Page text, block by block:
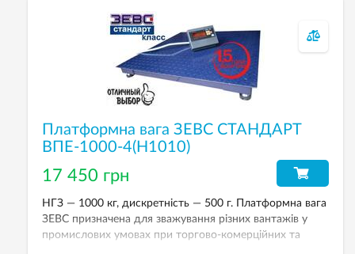
Платформна вага ЗЕВС СТАНДАРТ
ВПЕ-1000-4(H1010)
17 450 грн
НГЗ — 1000 кг, дискретність — 500 г. Платформна вага
ЗЕВС призначена для зважування різних вантажів у
промислових умовах при торгово-комерційних та